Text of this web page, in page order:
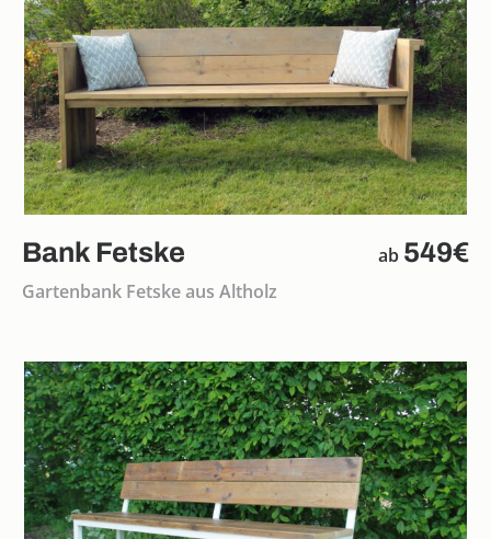
Bank Fetske ab 549€
Gartenbank Fetske aus Altholz